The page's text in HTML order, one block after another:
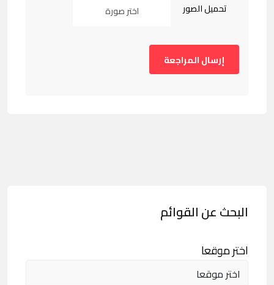
تحميل الصور اختر صورة
البحث عن القوائم
اختر موقعا